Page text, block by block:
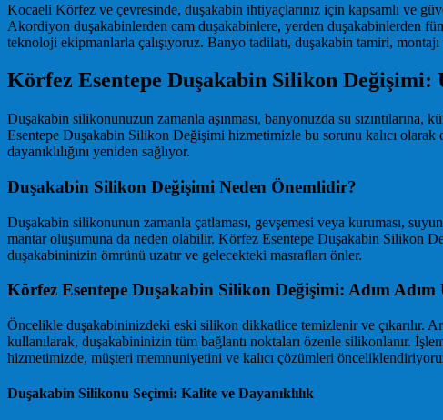
Kocaeli Körfez ve çevresinde, duşakabin ihtiyaçlarınız için kapsamlı ve
Akordiyon duşakabinlerden cam duşakabinlere, yerden duşakabinlerden
teknoloji ekipmanlarla çalışıyoruz. Banyo tadilatı, duşakabin tamiri,
Körfez Esentepe Duşakabin Silikon
Duşakabin silikonunuzun zamanla aşınması, banyonuzda su
Esentepe Duşakabin Silikon Değişimi hizmetimizle bu sorunu kalıcı
dayanıklılığını yeniden sağlıyor.
Duşakabin Silikon Değişimi Neden Önemlidir?
Duşakabin silikonunun zamanla çatlaması, gevşemesi veya kuruması,
mantar oluşumuna da neden olabilir. Körfez Esentepe Duşakabin Silikon
duşakabininizin ömrünü uzatır ve gelecekteki masrafları önler.
Körfez Esentepe Duşakabin Silikon Değişimi: Adım
Öncelikle duşakabininizdeki eski silikon dikkatlice temizlenir ve çıkarılır.
kullanılarak, duşakabininizin tüm bağlantı noktaları özenle silikonlanır.
hizmetimizde, müşteri memnuniyetini ve kalıcı çözümleri
Duşakabin Silikonu Seçimi: Kalite ve Dayanıklılık